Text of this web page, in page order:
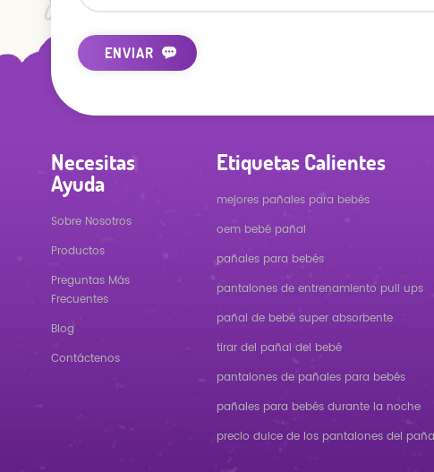
Necesitas
Ayuda
Sobre Nosotros
Productos
Preguntas Más
Frecuentes
Blog
Contáctenos
Etiquetas Calientes
mejores pañales para bebés
oem bebé pañal
pañales para bebés
pantalones de entrenamiento pull ups
pañal de bebé super absorbente
tirar del pañal del bebé
pantalones de pañales para bebés
pañales para bebés durante la noche
precio dulce de los pantalones del